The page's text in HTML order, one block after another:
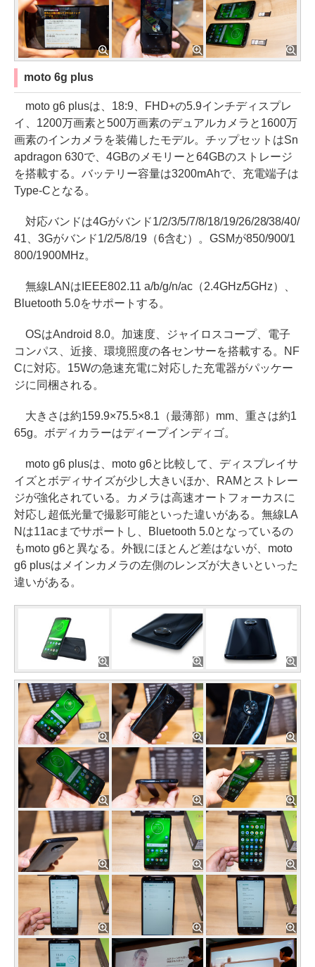
moto 6g plus
moto g6 plusは、18:9、FHD+の5.9インチディスプレ
イ、1200万画素と500万画素のデュアルカメラと1600万
画素のインカメラを装備したモデル。チップセットはSn
apdragon 630で、4GBのメモリーと64GBのストレージ
を搭載する。バッテリー容量は3200mAhで、充電端子は
Type-Cとなる。
対応バンドは4Gがバンド1/2/3/5/7/8/18/19/26/28/38/40/
41、3Gがバンド1/2/5/8/19（6含む）。GSMが850/900/1
800/1900MHz。
無線LANはIEEE802.11 a/b/g/n/ac（2.4GHz/5GHz）、
Bluetooth 5.0をサポートする。
OSはAndroid 8.0。加速度、ジャイロスコープ、電子
コンパス、近接、環境照度の各センサーを搭載する。NF
Cに対応。15Wの急速充電に対応した充電器がパッケー
ジに同梱される。
大きさは約159.9×75.5×8.1（最薄部）mm、重さは約1
65g。ボディカラーはディープインディゴ。
moto g6 plusは、moto g6と比較して、ディスプレイサ
イズとボディサイズが少し大きいほか、RAMとストレー
ジが強化されている。カメラは高速オートフォーカスに
対応し超低光量で撮影可能といった違いがある。無線LA
Nは11acまでサポートし、Bluetooth 5.0となっているの
もmoto g6と異なる。外観にほとんど差はないが、moto
g6 plusはメインカメラの左側のレンズが大きいといった
違いがある。